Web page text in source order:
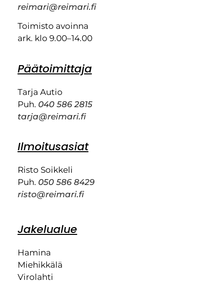
reimari@reimari.fi
Toimisto avoinna
ark. klo 9.00–14.00
Päätoimittaja
Tarja Autio
Puh. 040 586 2815
tarja@reimari.fi
Ilmoitusasiat
Risto Soikkeli
Puh. 050 586 8429
risto@reimari.fi
Jakelualue
Hamina
Miehikkälä
Virolahti